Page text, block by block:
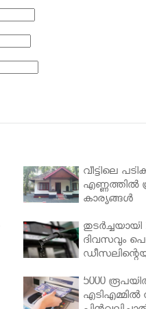
വീട്ടിലെ
എണ്ണത്തിൽ
കാര്യങ്ങൾ
തുടർച്ചയായി
ദിവസവും
5000
എടിഎമ്മിൽ